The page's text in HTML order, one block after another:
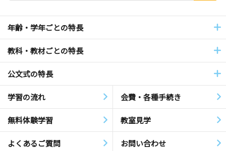
年齢・学年ごとの特長
教科・教材ごとの特長
公文式の特長
学習の流れ 会費・各種手続き
無料体験学習 教室見学
よくあるご質問 お問い合わせ